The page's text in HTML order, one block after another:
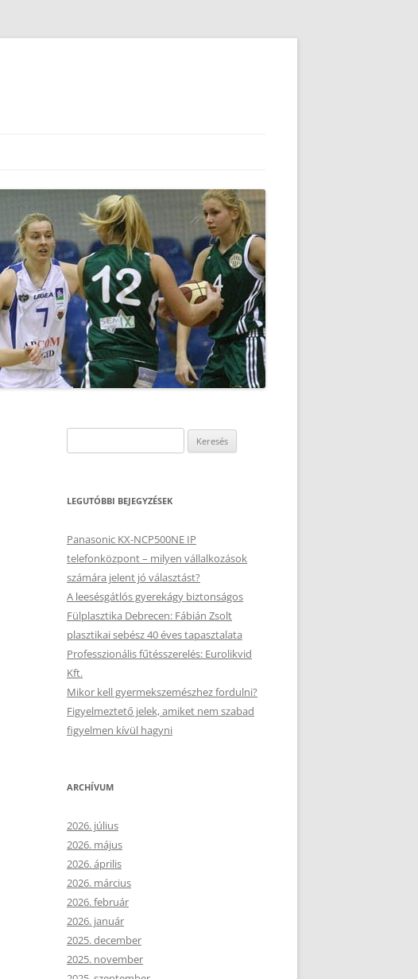
LEGUTÓBBI BEJEGYZÉSEK
Panasonic KX-NCP500NE IP
telefonközpont – milyen vállalkozások
számára jelent jó választást?
A leesésgátlós gyerekágy biztonságos
Fülplasztika Debrecen: Fábián Zsolt
plasztikai sebész 40 éves tapasztalata
Professzionális fűtésszerelés: Eurolikvid
Kft.
Mikor kell gyermekszemészhez fordulni?
Figyelmeztető jelek, amiket nem szabad
figyelmen kívül hagyni
ARCHÍVUM
2026. július
2026. május
2026. április
2026. március
2026. február
2026. január
2025. december
2025. november